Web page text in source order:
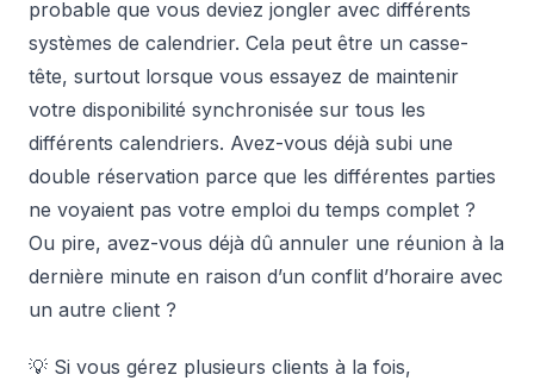
probable que vous deviez jongler avec différents
systèmes de calendrier. Cela peut être un casse-
tête, surtout lorsque vous essayez de maintenir
votre disponibilité synchronisée sur tous les
différents calendriers. Avez-vous déjà subi une
double réservation parce que les différentes parties
ne voyaient pas votre emploi du temps complet ?
Ou pire, avez-vous déjà dû annuler une réunion à la
dernière minute en raison d’un conflit d’horaire avec
un autre client ?
💡 Si vous gérez plusieurs clients à la fois,